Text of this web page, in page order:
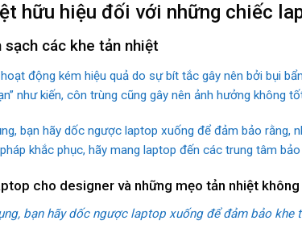
hữu hiệu đối với những chiếc
sạch các khe tản nhiệt
động kém hiệu quả do sự bít tắc gây nên bởi bụi
như kiến, côn trùng cũng gây nên ảnh hưởng không
bạn hãy dốc ngược laptop xuống để đảm bảo rằng,
khắc phục, hãy mang laptop đến các trung tâm
bạn hãy dốc ngược laptop xuống để đảm bảo